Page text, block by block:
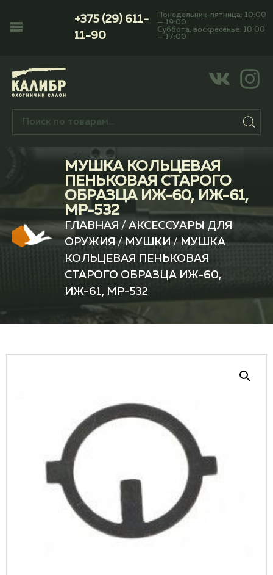
+375 (29) 611-
11-90
Понедельник-пятница: 10:00
— 19:00
Суббота, воскресенье: 10:00
— 17:00
МУШКА КОЛЬЦЕВАЯ
ПЕНЬКОВАЯ СТАРОГО
ОБРАЗЦА ИЖ-60, ИЖ-61,
МР-532
ГЛАВНАЯ / АКСЕССУАРЫ ДЛЯ
ОРУЖИЯ/МУШКИ/ МУШКА
КОЛЬЦЕВАЯ ПЕНЬКОВАЯ
СТАРОГО ОБРАЗЦА ИЖ-60,
ИЖ-61, МР-532